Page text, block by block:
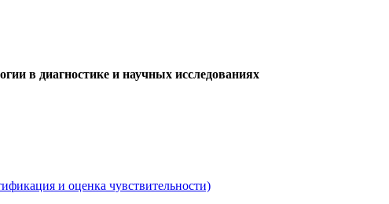
в диагностике и научных исследованиях
и оценка чувствительности)